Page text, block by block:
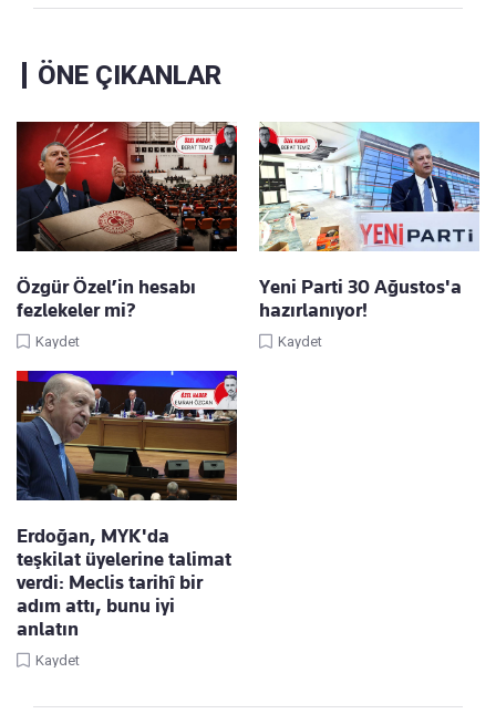
ÖNE ÇIKANLAR
Özgür Özel’in hesabı
fezlekeler mi?
Kaydet
Yeni Parti 30 Ağustos'a
hazırlanıyor!
Kaydet
Erdoğan, MYK'da
teşkilat üyelerine talimat
verdi: Meclis tarihî bir
adım attı, bunu iyi
anlatın
Kaydet